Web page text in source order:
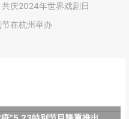
庆2024年世界戏剧日
在杭州举办